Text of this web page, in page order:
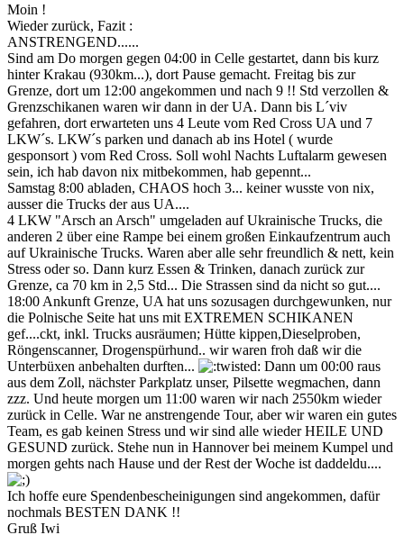
Moin !
Wieder zurück, Fazit :
ANSTRENGEND......
Sind am Do morgen gegen 04:00 in Celle gestartet, dann bis kurz
hinter Krakau (930km...), dort Pause gemacht. Freitag bis zur
Grenze, dort um 12:00 angekommen und nach 9 !! Std verzollen &
Grenzschikanen waren wir dann in der UA. Dann bis L´viv
gefahren, dort erwarteten uns 4 Leute vom Red Cross UA und 7
LKW´s. LKW´s parken und danach ab ins Hotel ( wurde
gesponsort ) vom Red Cross. Soll wohl Nachts Luftalarm gewesen
sein, ich hab davon nix mitbekommen, hab gepennt...
Samstag 8:00 abladen, CHAOS hoch 3... keiner wusste von nix,
ausser die Trucks der aus UA....
4 LKW "Arsch an Arsch" umgeladen auf Ukrainische Trucks, die
anderen 2 über eine Rampe bei einem großen Einkaufzentrum auch
auf Ukrainische Trucks. Waren aber alle sehr freundlich & nett, kein
Stress oder so. Dann kurz Essen & Trinken, danach zurück zur
Grenze, ca 70 km in 2,5 Std... Die Strassen sind da nicht so gut....
18:00 Ankunft Grenze, UA hat uns sozusagen durchgewunken, nur
die Polnische Seite hat uns mit EXTREMEN SCHIKANEN
gef....ckt, inkl. Trucks ausräumen; Hütte kippen,Dieselproben,
Röngenscanner, Drogenspürhund.. wir waren froh daß wir die
Unterbüxen anbehalten durften...
Dann um 00:00 raus
aus dem Zoll, nächster Parkplatz unser, Pilsette wegmachen, dann
zzz. Und heute morgen um 11:00 waren wir nach 2550km wieder
zurück in Celle. War ne anstrengende Tour, aber wir waren ein gutes
Team, es gab keinen Stress und wir sind alle wieder HEILE UND
GESUND zurück. Stehe nun in Hannover bei meinem Kumpel und
morgen gehts nach Hause und der Rest der Woche ist daddeldu....
Ich hoffe eure Spendenbescheinigungen sind angekommen, dafür
nochmals BESTEN DANK !!
Gruß Iwi